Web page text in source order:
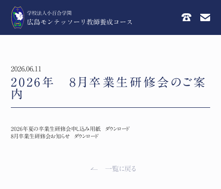
2026.06.11
2026年 ８月卒業生研修会のご案
内
2026年夏の卒業生研修会申し込み用紙
ダウンロード
8月卒業生研修会お知らせ
ダウンロード
一覧に戻る